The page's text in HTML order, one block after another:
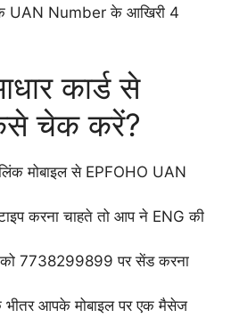
UAN Number के आखिरी 4
कार्ड से
चेक करें?
मोबाइल से EPFOHO UAN
करना चाहते तो आप ने ENG की
7738299899 पर सेंड करना
आपके मोबाइल पर एक मैसेज